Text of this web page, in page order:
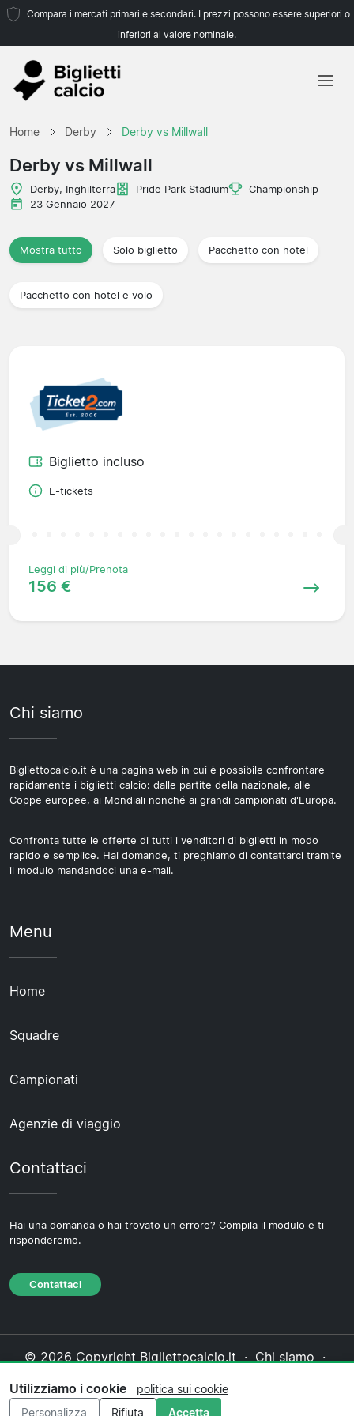
Compara i mercati primari e secondari. I prezzi possono essere superiori o
inferiori al valore nominale.
Home Derby Derby vs Millwall
Derby vs Millwall
Derby, Inghilterra Pride Park Stadium
Championship
23 Gennaio 2027
Mostra tutto Solo biglietto Pacchetto con hotel
Pacchetto con hotel e volo
Biglietto incluso
E-tickets
Leggi di più/Prenota
156 €
Chi siamo
Bigliettocalcio.it è una pagina web in cui è possibile confrontare
rapidamente i biglietti calcio: dalle partite della nazionale, alle
Coppe europee, ai Mondiali nonché ai grandi campionati d'Europa.
Confronta tutte le offerte di tutti i venditori di biglietti in modo
rapido e semplice. Hai domande, ti preghiamo di contattarci tramite
il modulo mandandoci una e-mail.
Menu
Home
Squadre
Campionati
Agenzie di viaggio
Contattaci
Hai una domanda o hai trovato un errore? Compila il modulo e ti
risponderemo.
Contattaci
© 2026 Copyright Bigliettocalcio.it · Chi siamo ·
cookie·Politica editoriale
Utilizziamo i cookie
politica sui cookie
Personalizza
Rifiuta Accetta